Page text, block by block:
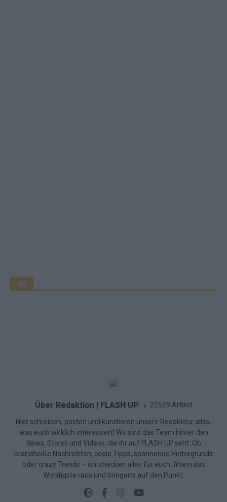
AD
Über Redaktion | FLASH UP 22529 Artikel
Hier schreiben, posten und kuratieren unsere Redakteur alles,
was euch wirklich interessiert! Wir sind das Team hinter den
News, Storys und Videos, die ihr auf FLASH UP seht. Ob
brandheiße Nachrichten, coole Tipps, spannende Hintergründe
oder crazy Trends – wir checken alles für euch, filtern das
Wichtigste raus und bringen’s auf den Punkt.